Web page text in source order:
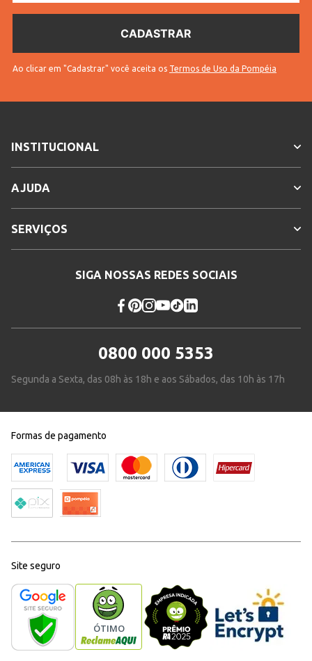
Ao clicar em "Cadastrar" você aceita os Termos de Uso da Pompéia
INSTITUCIONAL
AJUDA
SERVIÇOS
SIGA NOSSAS REDES SOCIAIS
0800 000 5353
Segunda a Sexta, das 08h às 18h e aos Sábados, das 10h às 17h
Formas de pagamento
Site seguro